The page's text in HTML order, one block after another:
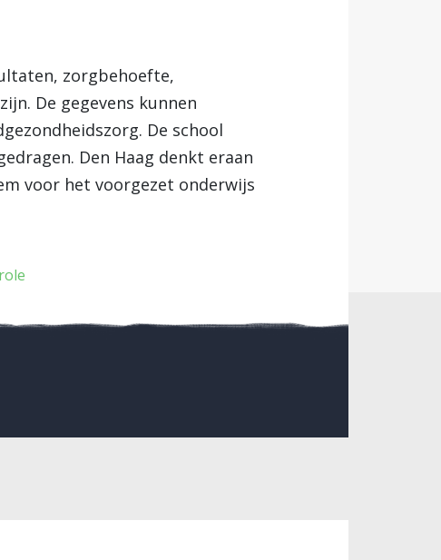
zorgbehoefte,
De gegevens kunnen
De school
Den Haag denkt eraan
voor het voorgezet onderwijs